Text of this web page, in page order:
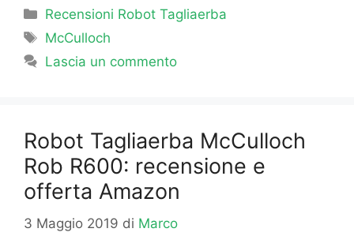
Categorie
Recensioni Robot Tagliaerba
Tag
McCulloch
Lascia un commento
Robot Tagliaerba McCulloch
Rob R600: recensione e
offerta Amazon
3 Maggio 2019 di Marco